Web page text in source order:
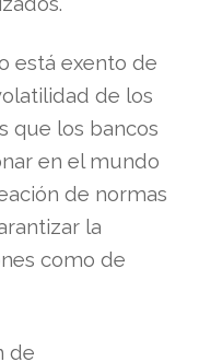
está exento de
de los
que los bancos
en el mundo
de normas
la
como de
de